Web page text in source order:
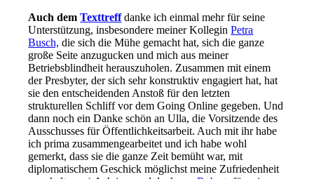
Auch demTexttreff danke ich einmal mehr für seine
Unterstützung, insbesondere meiner KolleginPetra
Busch, die sich die Mühe gemacht hat, sich die ganze
große Seite anzugucken und mich aus meiner
Betriebsblindheit herauszuholen. Zusammen mit einem
der Presbyter, der sich sehr konstruktiv engagiert hat, hat
sie den entscheidenden Anstoß für den letzten
strukturellen Schliff vor dem Going Online gegeben. Und
dann noch ein Danke schön an Ulla, die Vorsitzende des
Ausschusses für Öffentlichkeitsarbeit. Auch mit ihr habe
ich prima zusammengearbeitet und ich habe wohl
gemerkt, dass sie die ganze Zeit bemüht war, mit
diplomatischem Geschick möglichst meine Zufriedenheit